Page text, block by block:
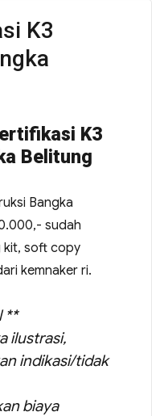
K3
K3
Belitung
Bangka
sudah
kit, soft copy
kemnaker ri.
**
ilustrasi,
indikasi/tidak
biaya